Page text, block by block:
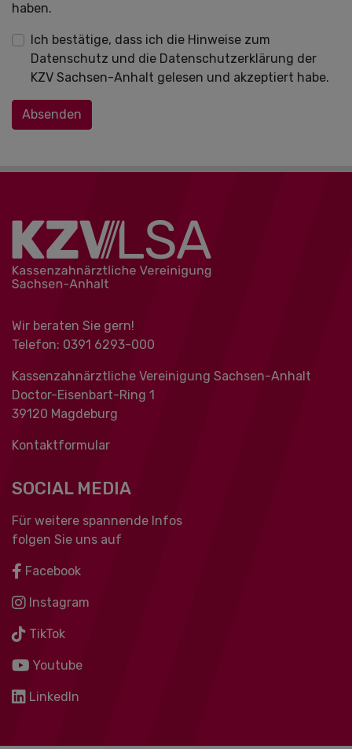
haben.
Ich bestätige, dass ich die Hinweise zum
Datenschutz und die Datenschutzerklärung der
KZV Sachsen-Anhalt gelesen und akzeptiert habe.
Absenden
Wir beraten Sie gern!
Telefon: 0391 ‍6293-000
Kassenzahnärztliche Vereinigung Sachsen-Anhalt
Doctor-Eisenbart-Ring 1
39120 Magdeburg
Kontaktformular
SOCIAL MEDIA
Für weitere spannende Infos
folgen Sie uns auf
Facebook
Instagram
TikTok
Youtube
LinkedIn